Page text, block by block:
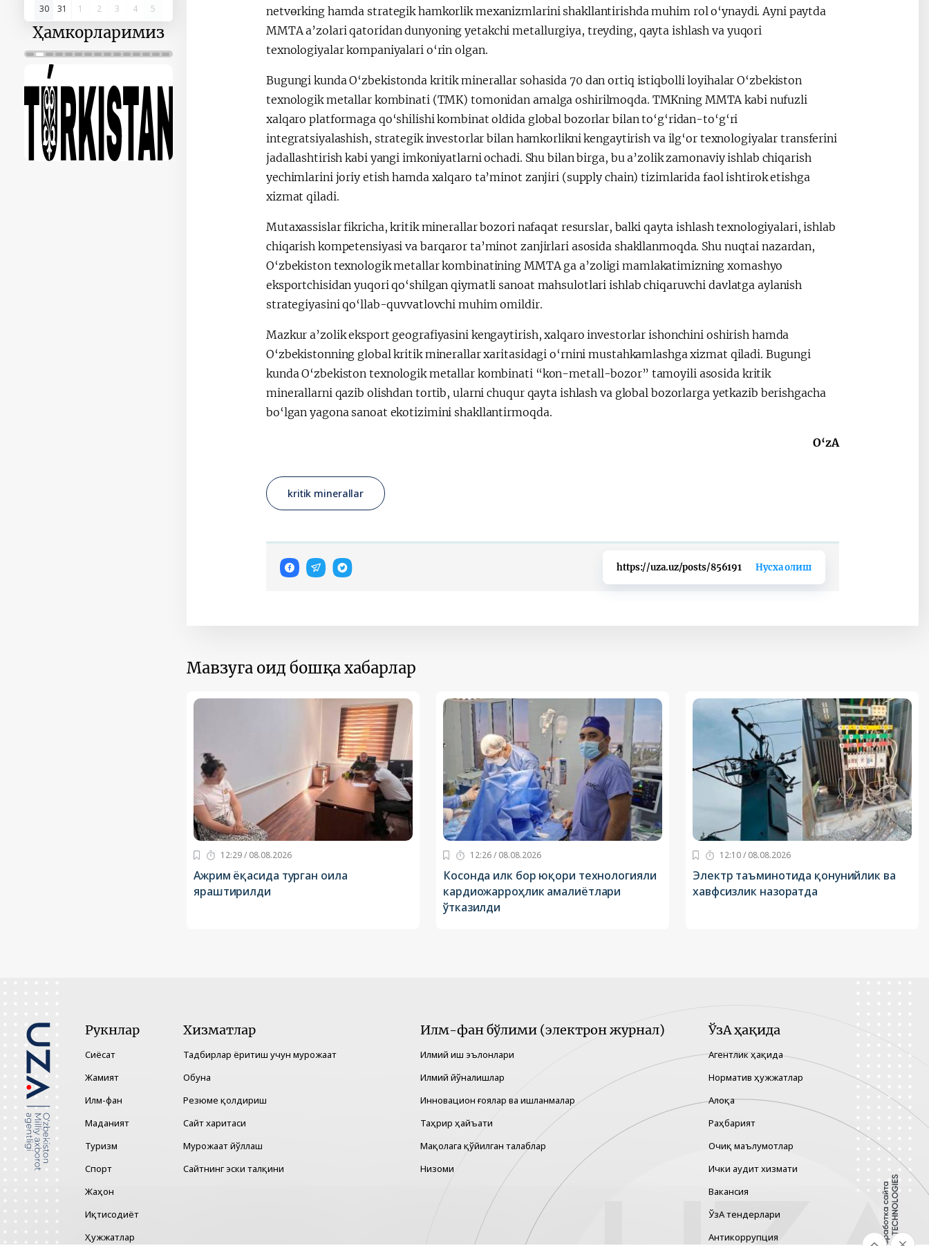
30
31 1 2 3 4 5
Ҳамкорларимиз
netvөrking hamda strategik hamkorlik mexanizmlarini shakllantirishda muhim rol o‘ynaydi. Ayni paytda
MMTA a’zolari qatoridan dunyoning yetakchi metallurgiya, treyding, qayta ishlash va yuqori
texnologiyalar kompaniyalari o‘rin olgan.
Bugungi kunda O‘zbekistonda kritik minerallar sohasida 70 dan ortiq istiqbolli loyihalar O‘zbekiston
texnologik metallar kombinati (TMK) tomonidan amalga oshirilmoqda. TMKning MMTA kabi nufuzli
xalqaro platformaga qo‘shilishi kombinat oldida global bozorlar bilan to‘g‘ridan-to‘g‘ri
integratsiyalashish, strategik investorlar bilan hamkorlikni kengaytirish va ilg‘or texnologiyalar transferini
jadallashtirish kabi yangi imkoniyatlarni ochadi. Shu bilan birga, bu a’zolik zamonaviy ishlab chiqarish
yechimlarini joriy etish hamda xalqaro ta’minot zanjiri (supply chain) tizimlarida faol ishtirok etishga
xizmat qiladi.
Mutaxassislar fikricha, kritik minerallar bozori nafaqat resurslar, balki qayta ishlash texnologiyalari, ishlab
chiqarish kompetensiyasi va barqaror ta’minot zanjirlari asosida shakllanmoqda. Shu nuqtai nazardan,
O‘zbekiston texnologik metallar kombinatining MMTA ga a’zoligi mamlakatimizning xomashyo
eksportchisidan yuqori qo‘shilgan qiymatli sanoat mahsulotlari ishlab chiqaruvchi davlatga aylanish
strategiyasini qo‘llab-quvvatlovchi muhim omildir.
Mazkur a’zolik eksport geografiyasini kengaytirish, xalqaro investorlar ishonchini oshirish hamda
O‘zbekistonning global kritik minerallar xaritasidagi o‘rnini mustahkamlashga xizmat qiladi. Bugungi
kunda O‘zbekiston texnologik metallar kombinati “kon-metall-bozor” tamoyili asosida kritik
minerallarni qazib olishdan tortib, ularni chuqur qayta ishlash va global bozorlarga yetkazib berishgacha
bo‘lgan yagona sanoat ekotizimini shakllantirmoqda.
O‘zA
kritik minerallar
https://uza.uz/posts/856191 Нусха олиш
Мавзуга оид бошқа хабарлар
12:29 / 08.08.2026
Ажрим ёқасида турган оила
яраштирилди
12:26 / 08.08.2026
Косонда илк бор юқори технологияли
кардиожарроҳлик амалиётлари
ўтказилди
12:10 / 08.08.2026
Электр таъминотида қонунийлик ва
хавфсизлик назоратда
Рукнлар
Сиёсат
Жамият
Илм-фан
Маданият
Туризм
Спорт
Жаҳон
Иқтисодиёт
Ҳужжатлар
Хизматлар
Тадбирлар ёритиш учун мурожаат
Обуна
Резюме қолдириш
Сайт харитаси
Мурожаат йўллаш
Сайтнинг эски талқини
Илм-фан бўлими (электрон журнал)
Илмий иш эълонлари
Илмий йўналишлар
Инновацион ғоялар ва ишланмалар
Таҳрир ҳайъати
Мақолага қўйилган талаблар
Низоми
ЎзА ҳақида
Агентлик ҳақида
Норматив ҳужжатлар
Алоқа
Раҳбарият
Очиқ маълумотлар
Ички аудит хизмати
Вакансия
ЎзА тендерлари
Антикоррупция